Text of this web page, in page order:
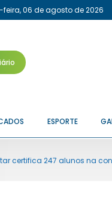
06 de agosto de 2026
ESPORTE
certifica 247 alunos na